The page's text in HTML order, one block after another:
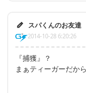
スパくんのお友達
2014-10-28 6:20:26
『捕獲』？
まぁティーガーだか